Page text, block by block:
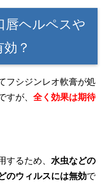
唇ヘルペスや
？
フシジンレオ軟膏が処
すが、 全く効果は期待
するため、 水虫などの
のウィルスには無効で